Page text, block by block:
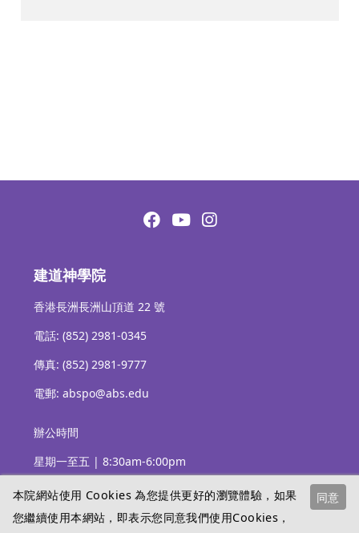
建道神學院
香港長洲長洲山頂道 22 號
電話: (852) 2981-0345
傳真: (852) 2981-9777
電郵: abspo@abs.edu
辦公時間
星期一至五 | 8:30am-6:00pm
同意
本院網站使用 Cookies 為您提供更好的瀏覽體驗，如果
您繼續使用本網站，即表示您同意我們使用Cookies，